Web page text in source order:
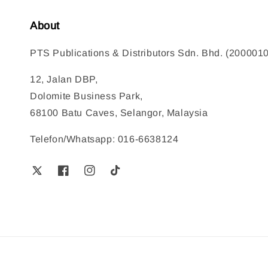
About
PTS Publications & Distributors Sdn. Bhd.
12, Jalan DBP,
Dolomite Business Park,
68100 Batu Caves, Selangor, Malaysia
Telefon/Whatsapp: 016-6638124